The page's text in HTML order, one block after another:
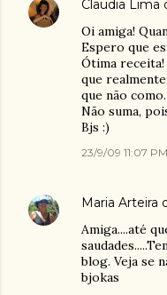
Claudia Lima
Oi amiga!
Espero que
Ótima receita!
que
que não como.
Não suma,
Bjs :)
23/9/09 11:07 PM
Maria Arteira
Amiga....até
blog. Veja se
bjokas